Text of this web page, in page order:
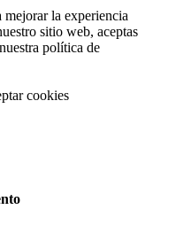
la experiencia
sitio web, aceptas
política de
cookies